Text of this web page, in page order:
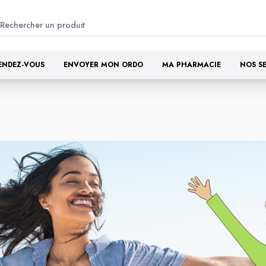
VOUS ENVOYER MON ORDO MA PHARMACIE NOS